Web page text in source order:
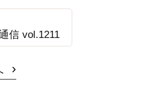
信 vol.1211